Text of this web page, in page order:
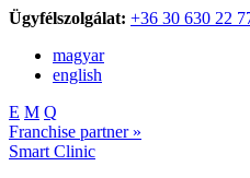
Ügyfélszolgálat: +36 30 630 22
magyar
english
E M Q
Franchise partner »
Smart Clinic